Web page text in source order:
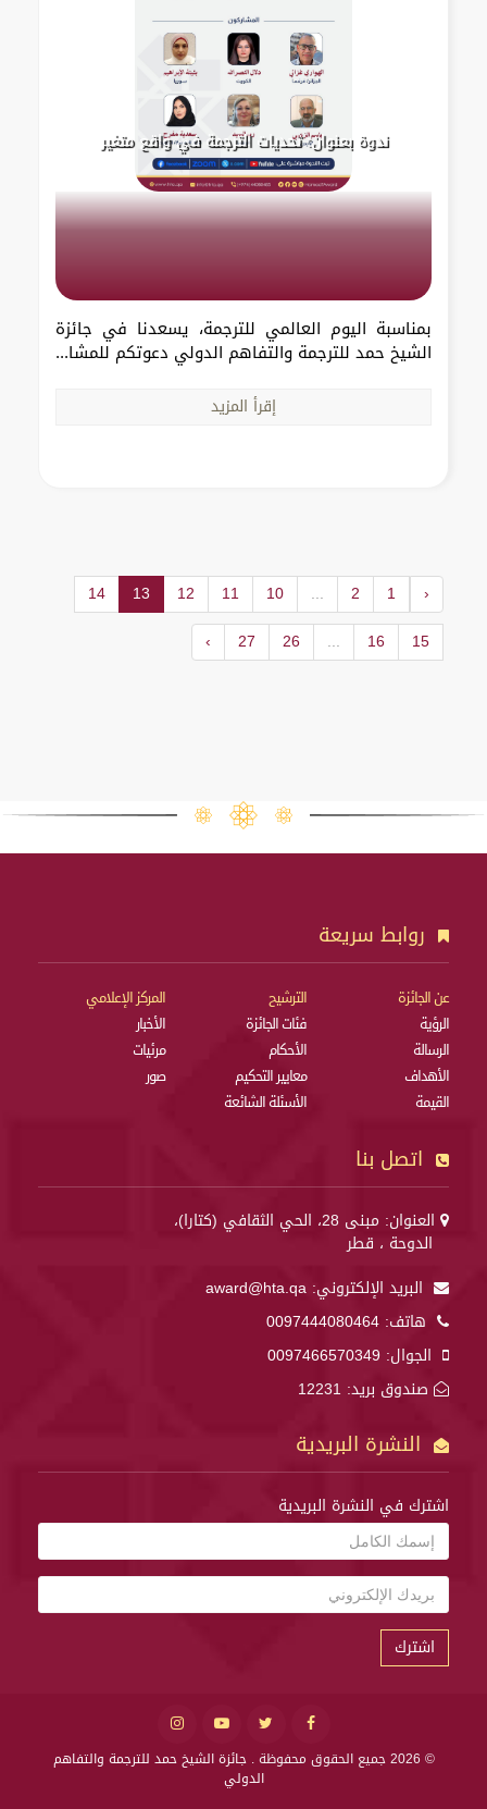
ندوة بعنوان: تحديات الترجمة في واقع متغير
بمناسبة اليوم العالمي للترجمة، يسعدنا في جائزة
الشيخ حمد للترجمة والتفاهم الدولي دعوتكم للمشا...
إقرأ المزيد
‹
1
2
...
10
11
12
13
14
15
16
...
26
27
›
روابط سريعة
عن الجائزة
الرؤية
الرسالة
الأهداف
القيمة
الترشيح
فئات الجائزة
الأحكام
معايير التحكيم
الأسئلة الشائعة
المركز الإعلامي
الأخبار
مرئيات
صور
اتصل بنا
العنوان: مبنى 28، الحي الثقافي (كتارا)،
الدوحة ، قطر
البريد الإلكتروني: award@hta.qa
هاتف: 0097444080464
الجوال: 0097466570349
صندوق بريد: 12231
النشرة البريدية
اشترك في النشرة البريدية
اشترك
© 2026 جميع الحقوق محفوظة .
جائزة الشيخ حمد للترجمة والتفاهم
الدولي